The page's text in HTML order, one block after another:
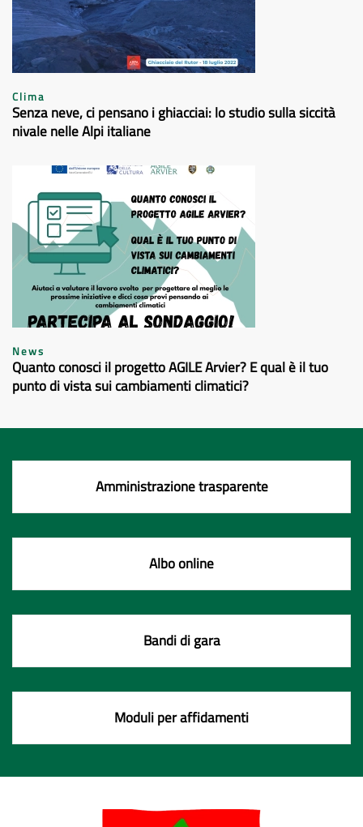
Clima
Senza neve, ci pensano i ghiacciai: lo studio sulla siccità
nivale nelle Alpi italiane
News
Quanto conosci il progetto AGILE Arvier? E qual è il tuo
punto di vista sui cambiamenti climatici?
Amministrazione trasparente
Albo online
Bandi di gara
Moduli per affidamenti